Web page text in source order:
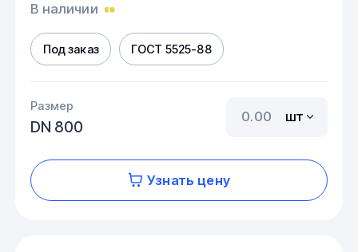
В наличии
Под заказ ГОСТ 5525-88
Размер
DN 800
шт
Узнать цену